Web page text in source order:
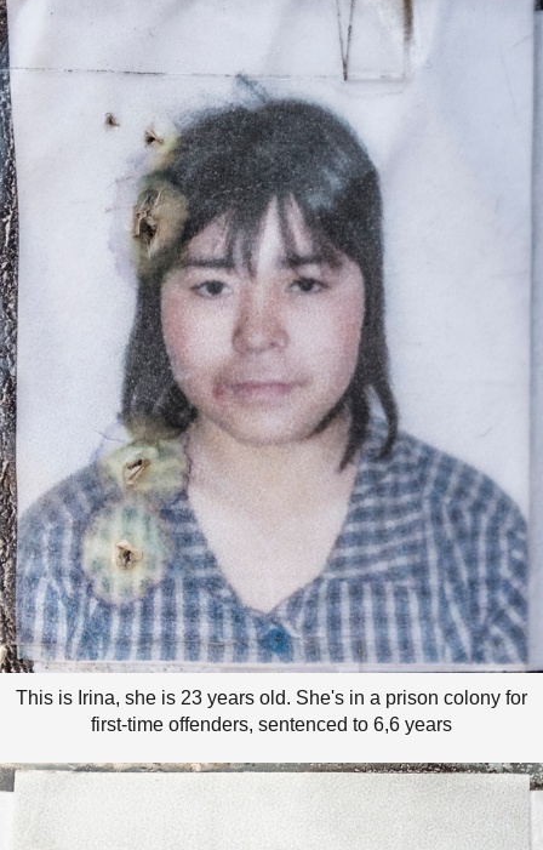
This is Irina, she is 23 years old. She's in a prison colony for
first-time offenders, sentenced to 6,6 years